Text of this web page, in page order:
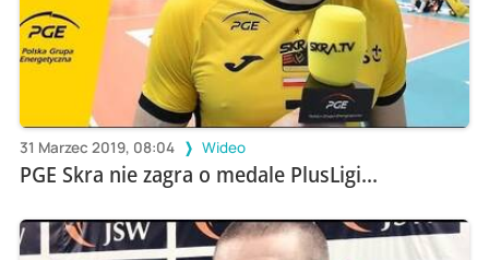
31 Marzec 2019, 08:04 Wideo
PGE Skra nie zagra o medale PlusLigi...